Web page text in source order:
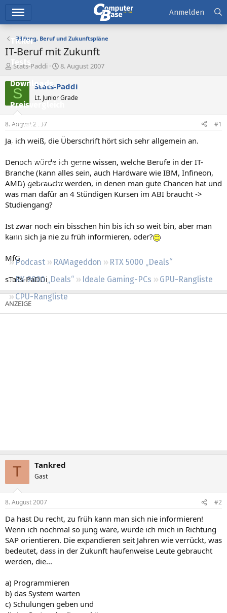
Ticker
Tests
Downloads
Preisvergleich
Forum
Aktuelles
Empfohlene Inhalte
Neue Beiträge
Neueste Aktivitäten
Regeln
Podcast RAMageddon
RTX 5000 „Deals“
RX 9000 „Deals“
Ideale Gaming-PCs
GPU-Rangliste
CPU-Rangliste
Anmelden
Bildung, Beruf und Zukunftspläne
IT-Beruf mit Zukunft
E
s
t
e
l
e
Stats-Paddi
E
s
e
t
a
8. August 2007
S Stats-Paddi
Lt. Junior Grade
8. August 2007 #1
Ja, ich weiß, die Überschrift hört sich sehr allgemein an.
Denoch würde ich gerne wissen, welche Berufe in der IT-
Branche (kann alles sein, auch Hardware wie IBM, Infineon,
AMD) gebraucht werden, in denen man gute Chancen hat und
was man dafür an 4 Stündigen Kursen im ABI braucht ->
Studiengang?
Ist zwar noch ein bisschen hin bis ich so weit bin, aber man
kann sich ja nie zu früh informieren, oder?
MfG
sTaTs-PaDDi
T Tankred
Gast
8. August 2007 #2
Da hast Du recht, zu früh kann man sich nie informieren!
Wenn ich nochmal so jung wäre, würde ich mich in Richtung
SAP orientieren. Die expandieren seit Jahren wie verrückt, was
bedeutet, dass in der Zukunft haufenweise Leute gebraucht
werden, die...
a) Programmieren
b) das System warten
c) Schulungen geben und